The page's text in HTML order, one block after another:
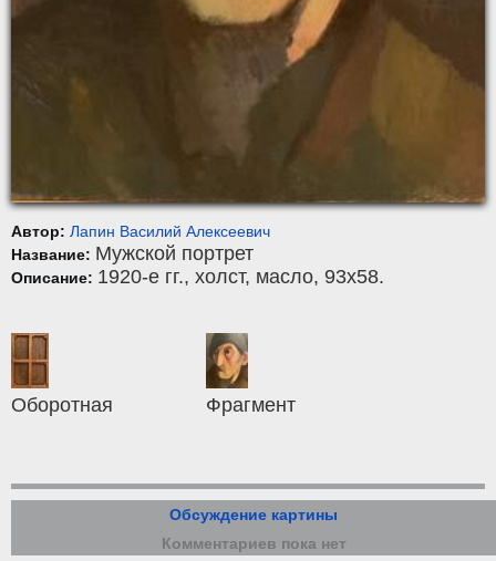
Автор: Лапин Василий Алексеевич
Название: Мужской портрет
Описание: 1920-е гг., холст, масло, 93x58.
Оборотная Фрагмент
Обсуждение картины
Комментариев пока нет